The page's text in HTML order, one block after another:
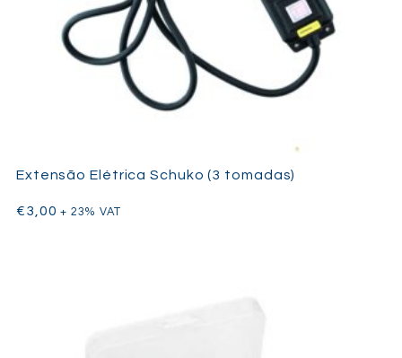
Capacidade Solar: Convertível em gerador solar com
painéis compatíveis, oferecendo uma opção ecológica
para atividades prolongadas.
Estes atributos tornam a EcoFlow RIVER 2 uma ferramenta
potente e versátil para energia fiável.
Extensão Elétrica Schuko (3 tomadas)
€3,00 + 23% VAT